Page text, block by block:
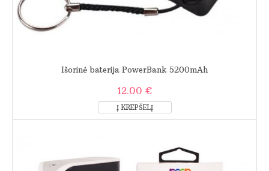
Išorinė baterija PowerBank 5200mAh
12.00 €